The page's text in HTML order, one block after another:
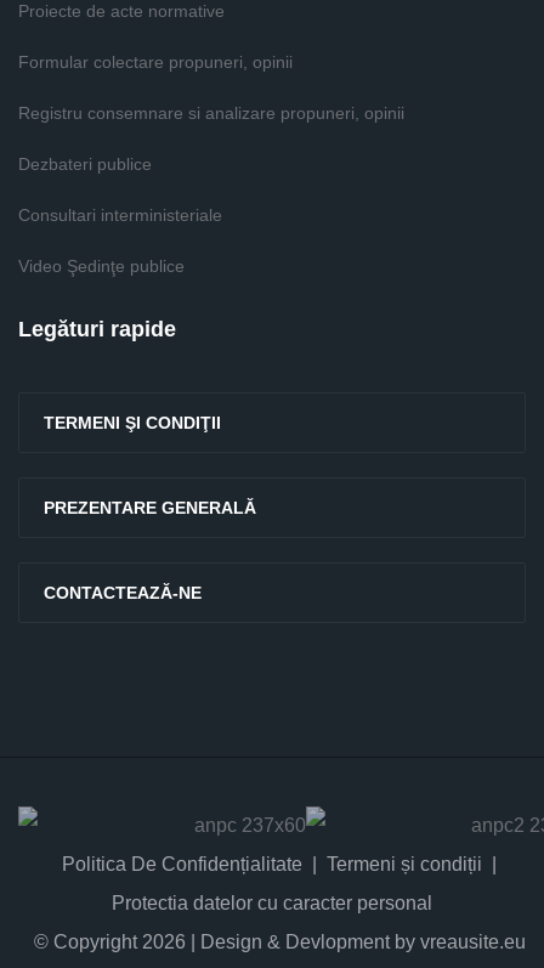
Proiecte de acte normative
Formular colectare propuneri, opinii
Registru consemnare si analizare propuneri, opinii
Dezbateri publice
Consultari interministeriale
Video Şedinţe publice
Legături rapide
TERMENI ŞI CONDIŢII
PREZENTARE GENERALĂ
CONTACTEAZĂ-NE
Politica De Confidențialitate
Termeni și condiții
Protectia datelor cu caracter personal
© Copyright 2026 | Design & Devlopment by vreausite.eu